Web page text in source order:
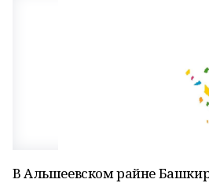
В Альшеевском райне